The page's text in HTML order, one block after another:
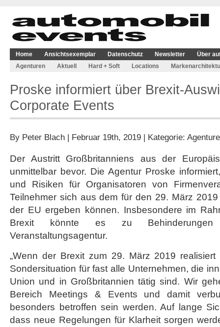
Home Ansichtsexemplar Datenschutz Newsletter
Über
Agenturen
Aktuell Hard + Soft Locations
Proske informiert über Brexit-
Corporate Events
By Peter Blach | Februar 19th, 2019 | Kategorie:
Der Austritt Großbritanniens aus der
unmittelbar bevor. Die Agentur Proske
und Risiken für Organisatoren von
Teilnehmer sich aus dem für den 29. März
der EU ergeben können. Insbesondere im
Brexit könnte es zu
Veranstaltungsagentur.
„Wenn der Brexit zum 29. März 2019
Sondersituation für fast alle Unternehmen, die
Union und in Großbritannien tätig sind. Wir
Bereich Meetings & Events und damit
besonders betroffen sein werden. Auf lange
dass neue Regelungen für Klarheit sorgen